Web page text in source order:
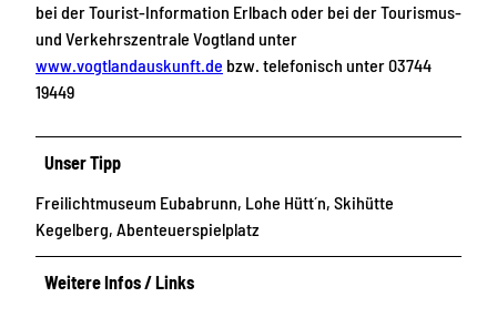
bei der Tourist-Information Erlbach oder bei der Tourismus-
und Verkehrszentrale Vogtland unter
www.vogtlandauskunft.de bzw. telefonisch unter 03744
19449
Unser Tipp
Freilichtmuseum Eubabrunn, Lohe Hütt´n, Skihütte
Kegelberg, Abenteuerspielplatz
Weitere Infos / Links